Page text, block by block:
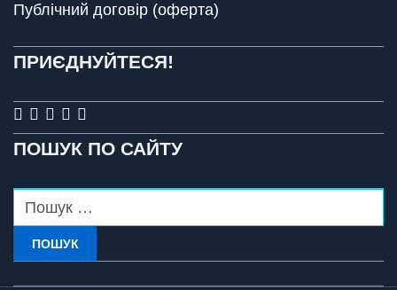
Публічний договір (оферта)
ПРИЄДНУЙТЕСЯ!
ПОШУК ПО САЙТУ
ПОШУК